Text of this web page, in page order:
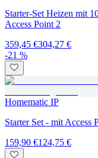
Starter-Set Heizen mit
Access Point 2
359,45 €304,27 €
-21 %
Homematic IP
Starter Set - mit Access
159,90 €124,75 €